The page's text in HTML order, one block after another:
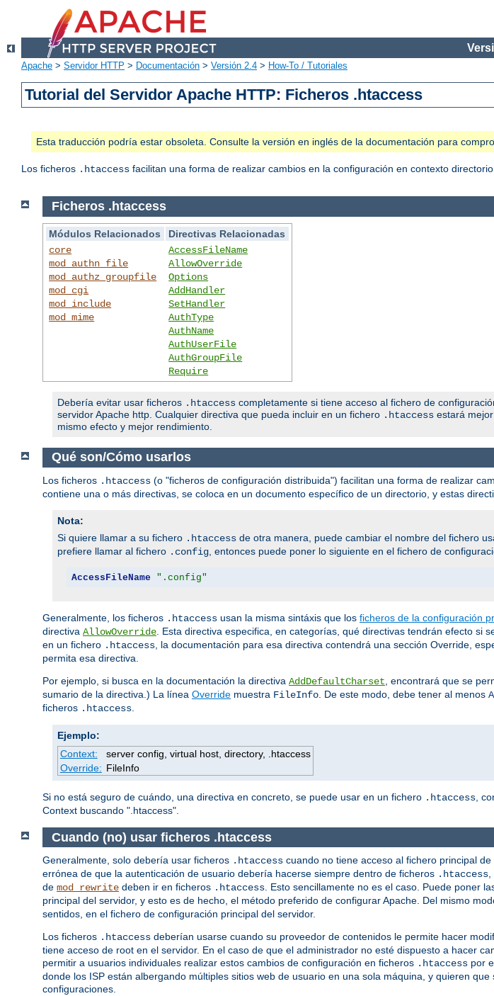
Apache > Servidor HTTP > Documentación > Versión 2.4 > How-To / Tutoriales
Tutorial del Servidor Apache HTTP: Ficheros .htaccess
Esta traducción podría estar obsoleta. Consulte la versión en inglés de la documentación para
Los ficheros .htaccess facilitan una forma de realizar cambios en la configuración en contexto
Ficheros .htaccess
Módulos Relacionados
Directivas Relacionadas
core
mod_authn_file
mod_authz_groupfile
mod_cgi
mod_include
mod_mime
AccessFileName
AllowOverride
Options
AddHandler
SetHandler
AuthType
AuthName
AuthUserFile
AuthGroupFile
Require
Debería evitar usar ficheros .htaccess completamente si tiene acceso al fichero de
servidor Apache http. Cualquier directiva que pueda incluir en un fichero .htaccess estará
mismo efecto y mejor rendimiento.
Qué son/Cómo usarlos
Los ficheros .htaccess (o "ficheros de configuración distribuida") facilitan una forma de realizar
contiene una o más directivas, se coloca en un documento específico de un directorio, y estas
Nota:
Si quiere llamar a su fichero .htaccess de otra manera, puede cambiar el nombre del fichero
prefiere llamar al fichero .config , entonces puede poner lo siguiente en el fichero de
AccessFileName ".config"
Generalmente, los ficheros .htaccess usan la misma sintáxis que los ficheros de la configuración
directiva AllowOverride . Esta directiva especifica, en categorías, qué directivas tendrán efecto si
en un fichero .htaccess , la documentación para esa directiva contendrá una sección Override,
permita esa directiva.
Por ejemplo, si busca en la documentación la directiva AddDefaultCharset , encontrará que se
sumario de la directiva.) La línea Override muestra FileInfo . De este modo, debe tener al menos
ficheros .htaccess
Ejemplo:
Context:
server config, virtual host, directory, .htaccess
Override: FileInfo
Si no está seguro de cuándo, una directiva en concreto, se puede usar en un fichero .htaccess ,
Context buscando ".htaccess".
Cuando (no) usar ficheros .htaccess
Generalmente, solo debería usar ficheros .htaccess cuando no tiene acceso al fichero principal
errónea de que la autenticación de usuario debería hacerse siempre dentro de ficheros .htaccess,
de mod_rewrite deben ir en ficheros .htaccess. Esto sencillamente no es el caso. Puede poner
principal del servidor, y esto es de hecho, el método preferido de configurar Apache. Del mismo
sentidos, en el fichero de configuración principal del servidor.
Los ficheros .htaccess deberían usarse cuando su proveedor de contenidos le permite hacer
tiene acceso de root en el servidor. En el caso de que el administrador no esté dispuesto a hacer
permitir a usuarios individuales realizar estos cambios de configuración en ficheros .htaccess por
donde los ISP están albergando múltiples sitios web de usuario en una sola máquina, y quieren
configuraciones.